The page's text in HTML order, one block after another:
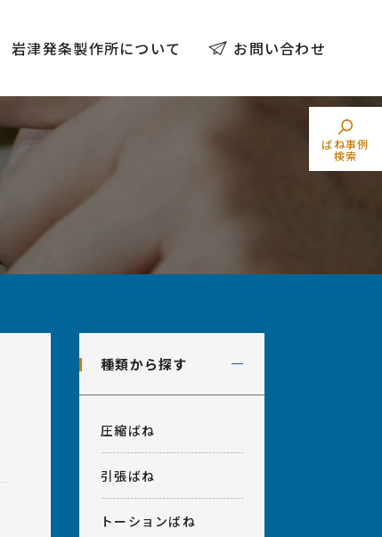
相談・アフターフォロー
トーションばね
ベンダー加工、プレス加工、
その他
ばねを探す
からばねを探す
岩津発条製作所について
会社概要
お問い合わせ
ばね事例
検索
種類から探す
圧縮ばね
引張ばね
トーションばね